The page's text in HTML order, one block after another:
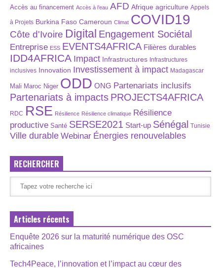
Accès au financement Accès à l’eau AFD Afrique agriculture Appels
à Projets Burkina Faso Cameroun Climat COVID19
Côte d'Ivoire Digital Engagement Sociétal
Entreprise ESS EVENTS4AFRICA Filières durables
IDD4AFRICA Impact Infrastructures Infrastructures
inclusives Innovation Investissement à impact Madagascar
Mali Maroc Niger ODD ONG Partenariats inclusifs
Partenariats à impacts PROJECTS4AFRICA
RDC RSE Résilience Résilience climatique Résilience
productive Santé SERSE2021 Start-up Sénégal Tunisie
Ville durable Webinar Énergies renouvelables
RECHERCHER
Articles récents
Enquête 2026 sur la maturité numérique des OSC
africaines
Tech4Peace, l’innovation et l’impact au cœur des